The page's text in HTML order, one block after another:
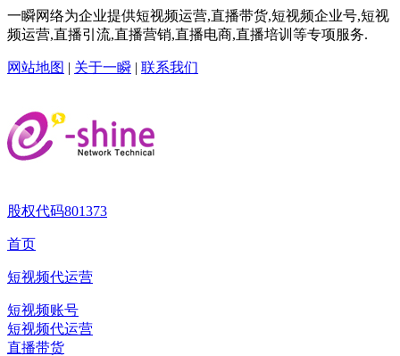
一瞬网络为企业提供短视频运营,直播带货,短视频企业号,短视
频运营,直播引流,直播营销,直播电商,直播培训等专项服务.
网站地图 | 关于一瞬 | 联系我们
股权代码801373
首页
短视频代运营
短视频账号
短视频代运营
直播带货